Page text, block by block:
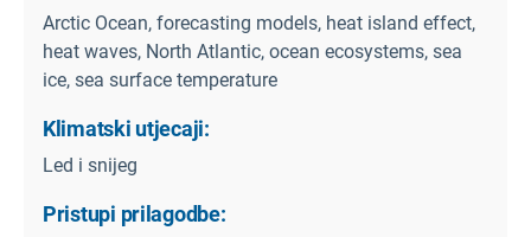
Arctic Ocean, forecasting models, heat island effect,
heat waves, North Atlantic, ocean ecosystems, sea
ice, sea surface temperature
Klimatski utjecaji:
Led i snijeg
Pristupi prilagodbe: